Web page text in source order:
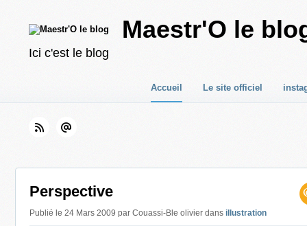
Maestr'O le
Ici c'est le blog
Accueil Le site officiel
Perspective
Publié le 24 Mars 2009 par Couassi-Ble olivier dans illustration